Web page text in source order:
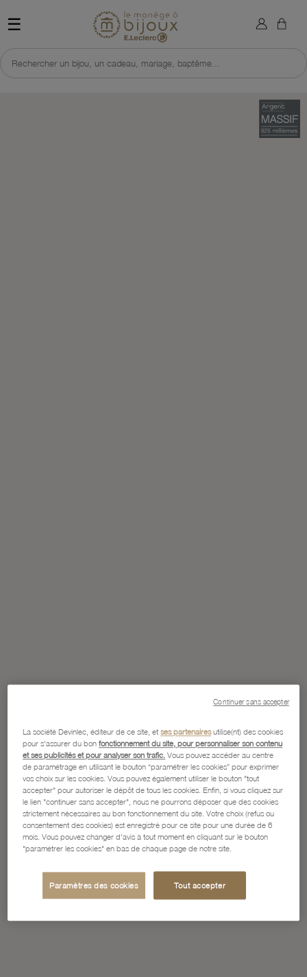
☰ Retour à l'accueil du site
Rechercher un bijou, un cadeau, mariage, baptême...
×
La société Devinlec, éditeur de ce site, etses partenairesutilise(nt) des cookies
pour s'assurer du bonfonctionnement du site, pour personnaliser son contenu
et ses publicités et pour analyser son trafic. Vous pouvez accéder au centre
de paramétrage en utilisant le bouton “paramétrer les cookies” pour exprimer
vos choix sur les cookies. Vous pouvez également utiliser le bouton "tout
accepter" pour autoriser le dépôt de tous les cookies. Enfin, si vous cliquez sur
le lien "continuer sans accepter", nous ne pourrons déposer que des cookies
strictement nécessaires au bon fonctionnement du site. Votre choix (refus ou
consentement des cookies) est enregistré pour ce site pour une durée de 6
mois. Vous pouvez changer d'avis à tout moment en cliquant sur le bouton
"paramétrer les cookies" en bas de chaque page de notre site.
Paramètres des cookies Tout accepter
Continuer sans accepter